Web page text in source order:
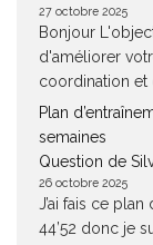
27 octobre 2025
Bonjour
d'améliorer
coordination et
Plan
semaines
Question de
26 octobre 2025
J’ai fais ce
44’52 donc je